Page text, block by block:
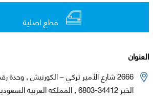
قطع اصلية
العنوان
2666 شارع الأمير تركي – الكورنيش , وحدة رقم 102
الخبر 34412-6803 , المملكة العربية السعودية